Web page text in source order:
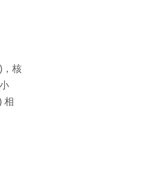
，核
相